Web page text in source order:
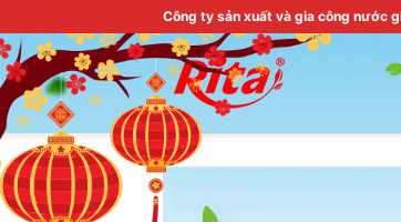
to
content
Công ty sản xuất và gia công nước